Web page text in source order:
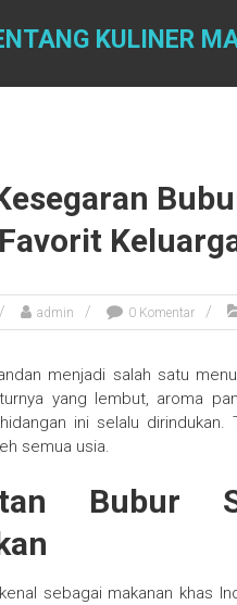
KULINER
admin 0 Komentar
menjadi salah satu
yang lembut, aroma
ini selalu
semua usia.
Bubur
sebagai makanan khas